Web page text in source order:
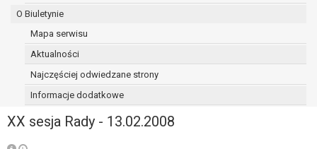
O Biuletynie
Mapa serwisu
Aktualności
Najczęściej odwiedzane strony
Informacje dodatkowe
XX sesja Rady - 13.02.2008
podstawie art. 20 RODO, w przypadku gdy
przetwarzanie danych odbywa się na
której dane dotyczą lub na podstawie
zgody wyrażonej przez tą osobę,